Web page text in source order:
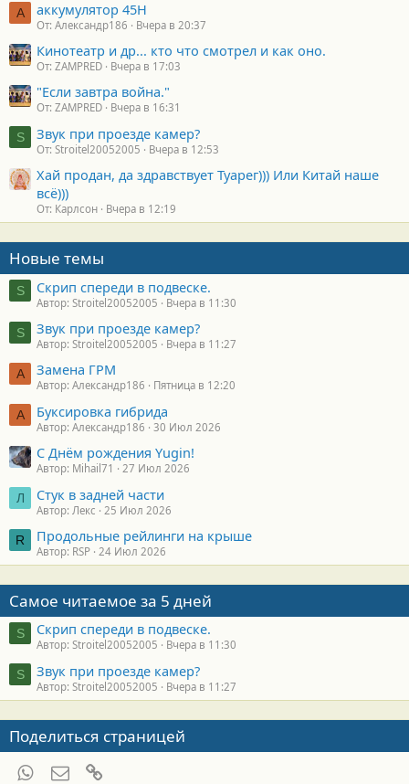
А аккумулятор 45H
От: Александр186 Вчера в 20:37
Кинотеатр и др... кто что смотрел и как оно.
От: ZAMPRED Вчера в 17:03
"Если завтра война."
От: ZAMPRED Вчера в 16:31
S Звук при проезде камер?
От: Stroitel20052005 Вчера в 12:53
Хай продан, да здравствует Туарег))) Или Китай наше
всё)))
От: Карлсон Вчера в 12:19
Новые темы
S Скрип спереди в подвеске.
Автор: Stroitel20052005 Вчера в 11:30
S Звук при проезде камер?
Автор: Stroitel20052005 Вчера в 11:27
А Замена ГРМ
Автор: Александр186 Пятница в 12:20
А Буксировка гибрида
Автор: Александр186 30 Июл 2026
С Днём рождения Yugin!
Автор: Mihail71 27 Июл 2026
Л Стук в задней части
Автор: Лекс 25 Июл 2026
R Продольные рейлинги на крыше
Автор: RSP 24 Июл 2026
Самое читаемое за 5 дней
S Скрип спереди в подвеске.
Автор: Stroitel20052005 Вчера в 11:30
S Звук при проезде камер?
Автор: Stroitel20052005 Вчера в 11:27
Поделиться страницей
WhatsAppЭлектронная почта